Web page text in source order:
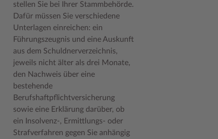
Karrieretag
stellen Sie bei Ihrer Stammbehörde.
Dafür müssen Sie verschiedene
Unterlagen einreichen: ein
Führungszeugnis und eine Auskunft
aus dem Schuldnerverzeichnis,
jeweils nicht älter als drei Monate,
den Nachweis über eine
bestehende
Berufshaftpflichtversicherung
sowie eine Erklärung darüber, ob
ein Insolvenz-, Ermittlungs- oder
Strafverfahren gegen Sie anhängig